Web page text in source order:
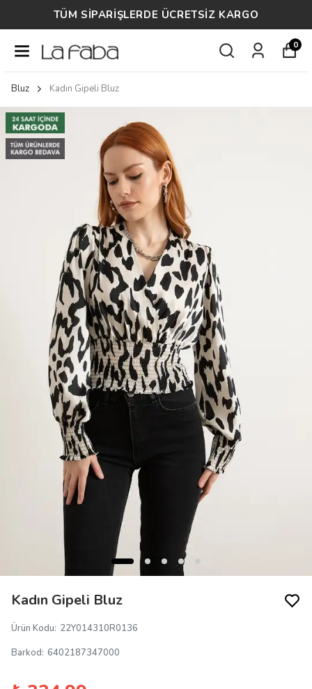
TÜM SİPARİŞLERDE ÜCRETSİZ KARGO
0
Bluz Kadın Gipeli Bluz
Kadın Gipeli Bluz
Ürün Kodu: 22Y014310R0136
Barkod: 6402187347000